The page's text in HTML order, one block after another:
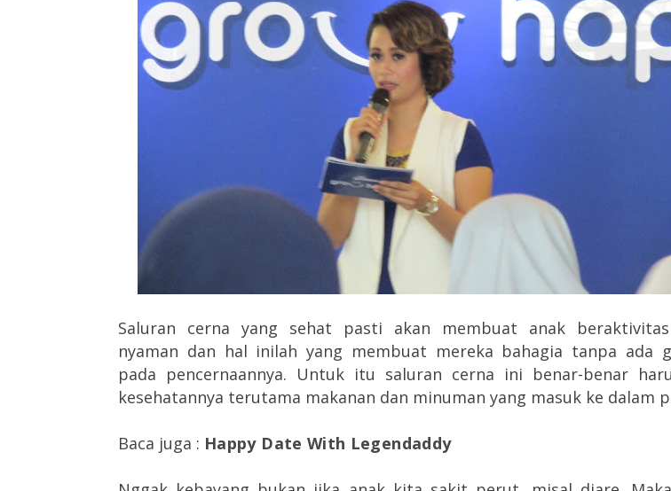
Saluran cerna yang sehat pasti akan membuat anak
nyaman dan hal inilah yang membuat mereka bahagia tanpa ada
pada pencernaannya. Untuk itu saluran cerna ini benar-benar
kesehatannya terutama makanan dan minuman yang masuk ke dalam
Baca juga : Happy Date With Legendaddy